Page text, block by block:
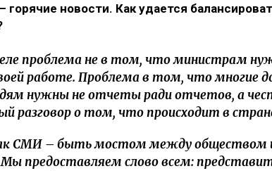
горячие новости. Как удается
проблема не в том, что министрам
работе. Проблема в том, что многие
нужны не отчеты ради отчетов, а
разговор о том, что происходит в
СМИ – быть мостом между обществом
предоставляем слово всем: